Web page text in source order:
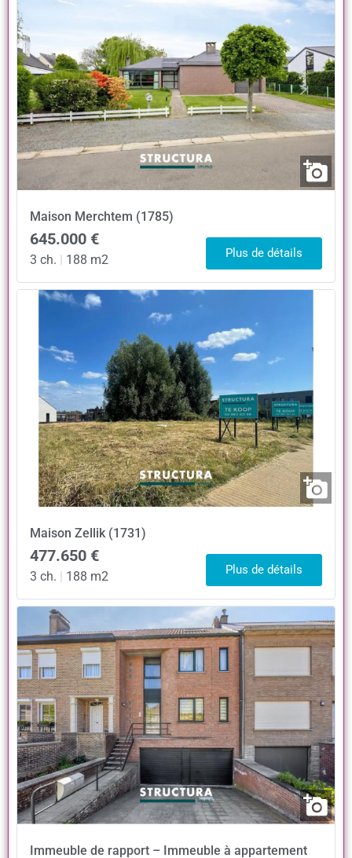
Maison Merchtem (1785)
645.000 €
3 ch. | 188 m2 Plus de détails
Maison Zellik (1731)
477.650 €
3 ch. 188 m2 Plus de détails
Immeuble de rapport – Immeuble à appartement